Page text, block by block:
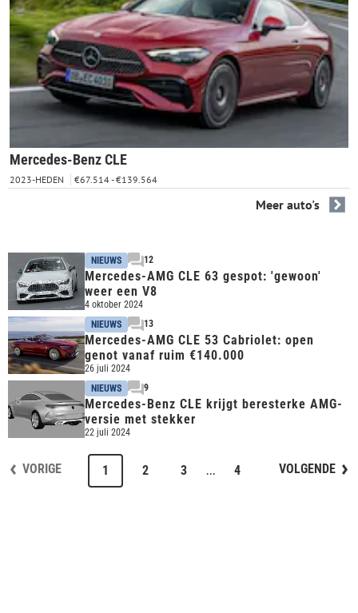
Mercedes-Benz CLE
2023-HEDEN €67.514 - €139.564
Meer auto's
NIEUWS 12
Mercedes-AMG CLE 63 gespot: 'gewoon'
weer een V8
4 oktober 2024
NIEUWS
13
Mercedes-AMG CLE 53 Cabriolet: open
genot vanaf ruim €140.000
26 juli 2024
NIEUWS
9
Mercedes-Benz CLE krijgt beresterke AMG-
versie met stekker
22 juli 2024
VORIGE VOLGENDE
1 2 3 ... 4